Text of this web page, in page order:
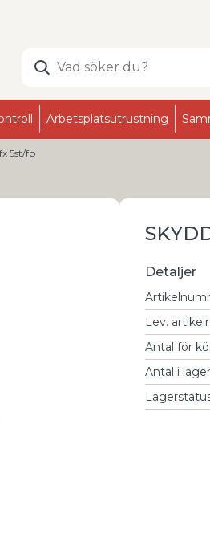
Arbetsplatsutrustning
5st/fp
Detaljer
Lev.
Antal för
Antal i lager